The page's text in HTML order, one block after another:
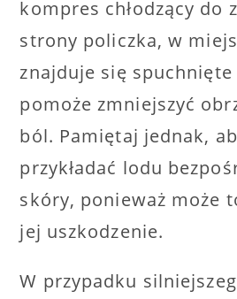
kompres chłodzący do
strony policzka, w
znajduje się spuchnięte
pomoże zmniejszyć
ból. Pamiętaj jednak,
przykładać lodu
skóry, ponieważ może
jej uszkodzenie.
W przypadku